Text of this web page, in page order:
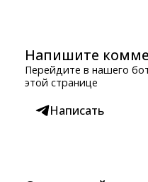
Напишите
Перейдите в нашего
этой странице
Написать